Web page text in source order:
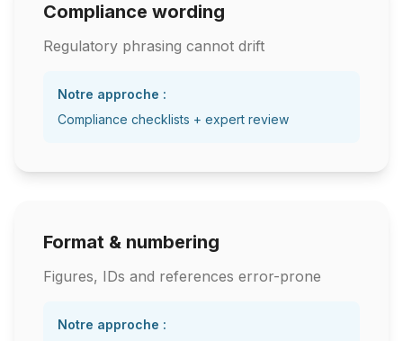
Compliance wording
Regulatory phrasing cannot drift
Notre approche :
Compliance checklists + expert review
Format & numbering
Figures, IDs and references error-prone
Notre approche :